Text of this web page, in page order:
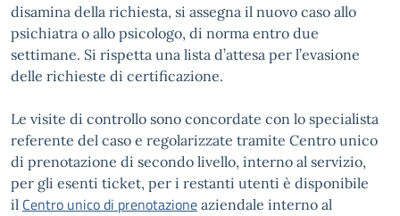
disamina della richiesta, si assegna il nuovo caso allo
psichiatra o allo psicologo, di norma entro due
settimane. Si rispetta una lista d’attesa per l’evasione
delle richieste di certificazione.
Le visite di controllo sono concordate con lo specialista
referente del caso e regolarizzate tramite Centro unico
di prenotazione di secondo livello, interno al servizio,
per gli esenti ticket, per i restanti utenti è disponibile
il Centro unico di prenotazione aziendale interno al